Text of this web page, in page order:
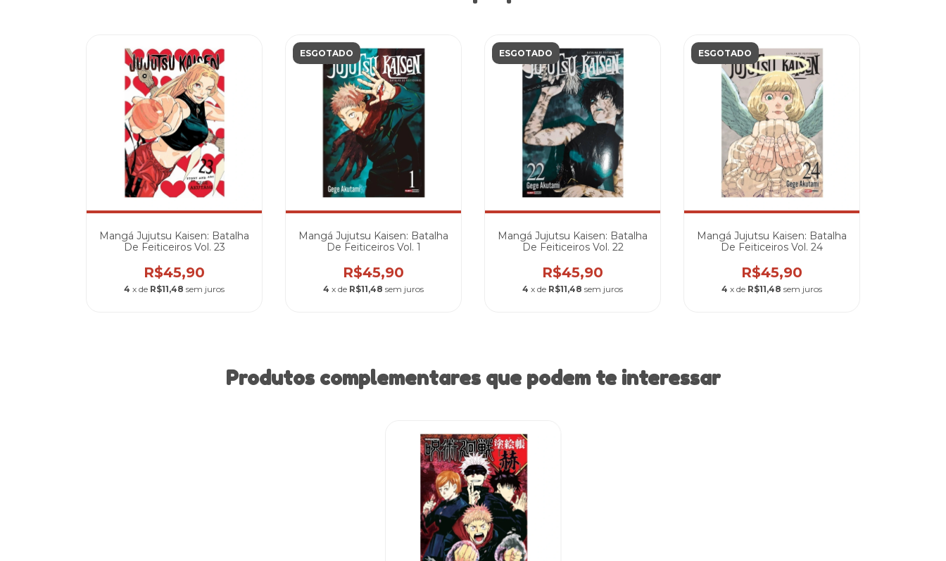
Mangá Jujutsu Kaisen: Batalha
De Feiticeiros Vol. 23
R$45,90
4 x de R$11,48 sem juros
ESGOTADO
Mangá Jujutsu Kaisen: Batalha
De Feiticeiros Vol. 1
R$45,90
4 x de R$11,48 sem juros
ESGOTADO
Mangá Jujutsu Kaisen: Batalha
De Feiticeiros Vol. 22
R$45,90
4 x de R$11,48 sem juros
ESGOTADO
Mangá Jujutsu Kaisen: Batalha
De Feiticeiros Vol. 24
R$45,90
4 x de R$11,48 sem juros
Produtos complementares que podem te interessar